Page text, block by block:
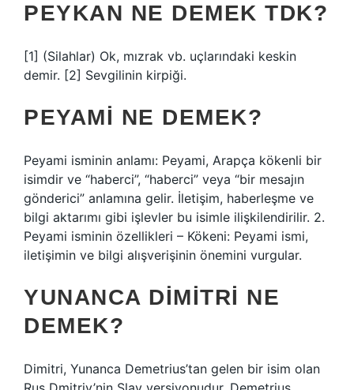
PEYKAN NE DEMEK TDK?
[1] (Silahlar) Ok, mızrak vb. uçlarındaki keskin
demir. [2] Sevgilinin kirpiği.
PEYAMI NE DEMEK?
Peyami isminin anlamı: Peyami, Arapça kökenli bir
isimdir ve “haberci”, “haberci” veya “bir mesajın
gönderici” anlamına gelir. İletişim, haberleşme ve
bilgi aktarımı gibi işlevler bu isimle ilişkilendirilir. 2.
Peyami isminin özellikleri – Kökeni: Peyami ismi,
iletişimin ve bilgi alışverişinin önemini vurgular.
YUNANCA DIMITRI NE
DEMEK?
Dimitri, Yunanca Demetrius’tan gelen bir isim olan